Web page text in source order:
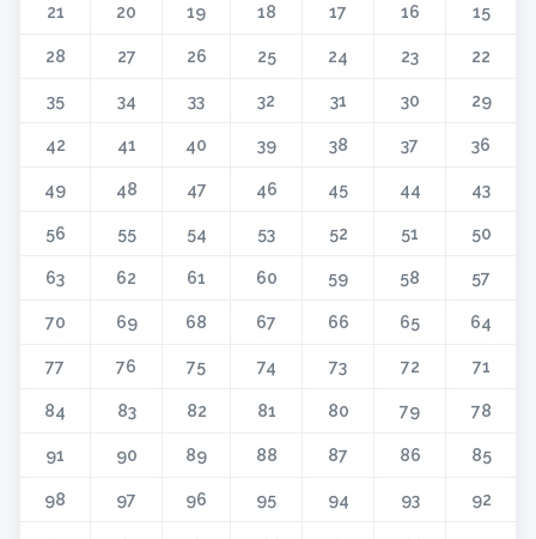
15
16
17
18
19
20
21
22
23
24
25
26
27
28
29
30
31
32
33
34
35
36
37
38
39
40
41
42
43
44
45
46
47
48
49
50
51
52
53
54
55
56
57
58
59
60
61
62
63
64
65
66
67
68
69
70
71
72
73
74
75
76
77
78
79
80
81
82
83
84
85
86
87
88
89
90
91
92
93
94
95
96
97
98